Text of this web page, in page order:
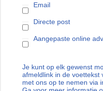
Email
Directe post
Aangepaste online
Je kunt op elk gewenst
afmeldlink in de voettekst
met ons op te nemen via